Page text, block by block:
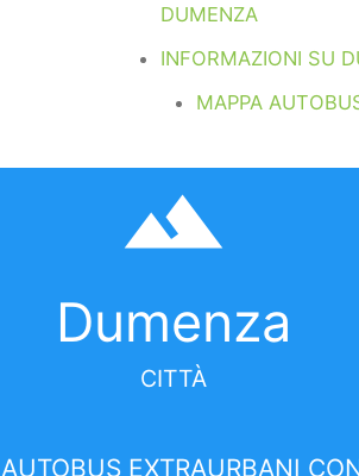
DUMENZA
INFORMAZIONI SU
MAPPA
filter_hdr
Dumenza
CITTÀ
AUTOBUS EXTRAURBANI